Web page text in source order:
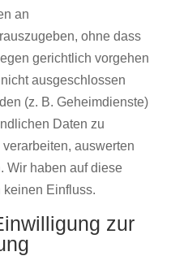
an
ohne dass
gerichtlich vorgehen
ausgeschlossen
(z. B. Geheimdienste)
Daten zu
auswerten
Wir haben auf diese
keinen Einfluss.
zur